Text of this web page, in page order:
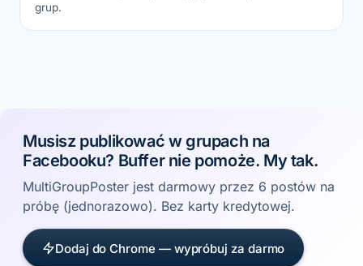
grup.
Musisz publikować w grupach na
Facebooku? Buffer nie pomoże. My tak.
MultiGroupPoster jest darmowy przez 6 postów na
próbę (jednorazowo). Bez karty kredytowej.
Dodaj do Chrome — wypróbuj za darmo